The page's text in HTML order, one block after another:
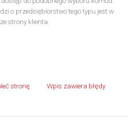
o przedsiębiorstwo tego typu jest w
strony klienta.
stronę Wpis zawiera błędy